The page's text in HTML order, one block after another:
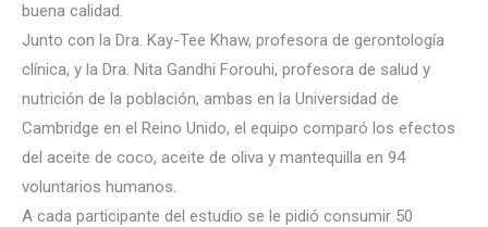
buena calidad.
Junto con la Dra. Kay-Tee Khaw, profesora de gerontología
clínica, y la Dra. Nita Gandhi Forouhi, profesora de salud y
nutrición de la población, ambas en la Universidad de
Cambridge en el Reino Unido, el equipo comparó los efectos
del aceite de coco, aceite de oliva y mantequilla en 94
voluntarios humanos.
A cada participante del estudio se le pidió consumir 50